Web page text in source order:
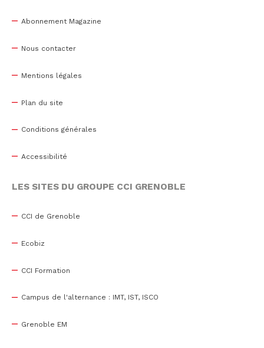
Abonnement Magazine
Nous contacter
Mentions légales
Plan du site
Conditions générales
Accessibilité
LES SITES DU GROUPE CCI GRENOBLE
CCI de Grenoble
Ecobiz
CCI Formation
Campus de l'alternance : IMT, IST, ISCO
Grenoble EM